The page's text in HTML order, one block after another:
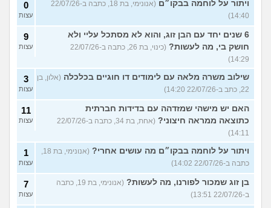
ויתור על לוחמה בבקו״ם
(אנונימי, בת 18, כתבה ב-22/07/26
14:40)
0
עצות
6 שנים יחד עם הבן זוג, והוא לא מסתכל עליי ולא
חושק בי, מה לעשות?
(כינוי, בת 26, כתבה ב-22/07/26
14:29)
9
עצות
שילוב משרה מלאה עם לימודים דו חוגיים בכלכלה (אלון, בן
22, כתב ב-22/07/26 14:20)
3
עצות
האם יש מישהי שמזדהה עם בדידות חברתית
כתוצאה ממראה חיצוני?
(אחת, בת 34, כתבה ב-22/07/26
14:11)
11
עצות
ויתור על לוחמה בבקו״ם מה עושים אחרי?
(אנונימי, בת 18,
כתבה ב-22/07/26 14:02)
1
עצות
בן זוג שמכור לפורנו, מה לעשות?
(אנונימי, בת 19, כתבה
ב-22/07/26 13:51)
7
עצות